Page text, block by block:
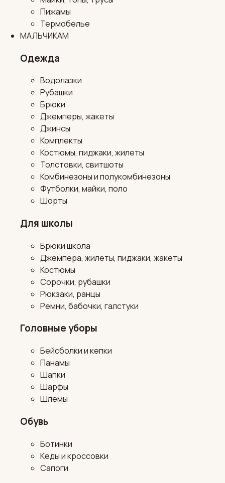
Пижамы
Термобелье
МАЛЬЧИКАМ
Одежда
Водолазки
Рубашки
Брюки
Джемперы, жакеты
Джинсы
Комплекты
Костюмы, пиджаки, жилеты
Толстовки, свитшоты
Комбинезоны и полукомбинезоны
Футболки, майки, поло
Шорты
Для школы
Брюки школа
Джемпера, жилеты, пиджаки, жакеты
Костюмы
Сорочки, рубашки
Рюкзаки, ранцы
Ремни, бабочки, галстуки
Головные уборы
Бейсболки и кепки
Панамы
Шапки
Шарфы
Шлемы
Обувь
Ботинки
Кеды и кроссовки
Сапоги